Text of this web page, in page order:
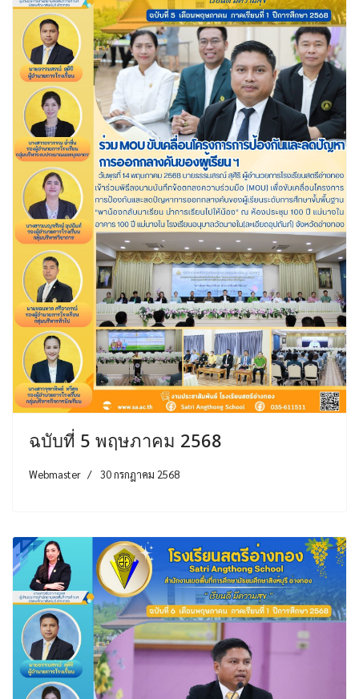
ฉบับที่ 5 พฤษภาคม 2568
Webmaster 30 กรกฎาคม 2568